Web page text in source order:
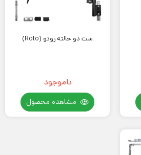
ست دو حالته روتو (Roto)
ناموجود
مشاهده محصول